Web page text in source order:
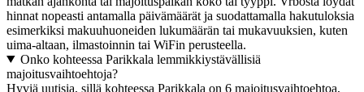
hinnat nopeasti antamalla päivämäärät ja suodattamalla hakutuloksia
esimerkiksi makuuhuoneiden lukumäärän tai mukavuuksien, kuten
uima-altaan, ilmastoinnin tai WiFin perusteella.
Onko kohteessa Parikkala lemmikkiystävällisiä
majoitusvaihtoehtoja?
Hyviä uutisia, sillä kohteessa Parikkala on 6 majoitusvaihtoehtoa,